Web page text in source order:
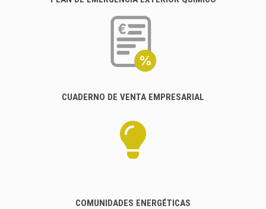
CUADERNO DE VENTA EMPRESARIAL
COMUNIDADES ENERGÉTICAS